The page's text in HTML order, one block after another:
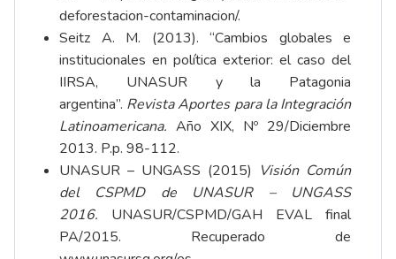
deforestacion-contaminacion/.
Seitz A. M. (2013). “Cambios globales e
institucionales en política exterior: el caso del
IIRSA, UNASUR y la Patagonia
argentina”. Revista Aportes para la Integración
Latinoamericana. Año XIX, Nº 29/Diciembre
2013. P.p. 98-112.
UNASUR – UNGASS (2015) Visión Común
del CSPMD de UNASUR – UNGASS
2016. UNASUR/CSPMD/GAH EVAL final
PA/2015. Recuperado de